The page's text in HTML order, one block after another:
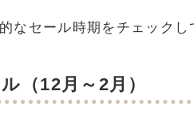
なセール時期をチェックし
（12月～2月）